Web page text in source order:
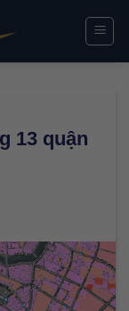
13 quận